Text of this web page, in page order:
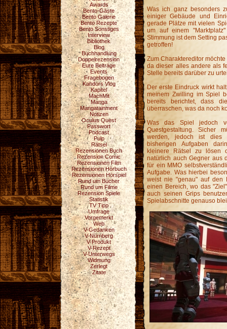
Awards
Bento-Gäste
Bento Galerie
Bento Rezepte
Bento Sonstiges
Interview
Bibliothek
Blog
Buchhandlung
Doppelrezension
Eure Beiträge
Events
Fragebogen
Kahdors Vlog
Kapitel
MachMit
Manga
Mangatainment
Notizen
Oculus Quest
Passwort
Podcast
Pulp
Rätsel
Rezensionen Buch
Rezension Comic
Rezensionen Film
Rezensionen Hörbuch
Rezensionen Hörspiel
Rund um Bücher
Rund um Filme
Rezension Spiele
Statistik
TV Tipp
Umfrage
Vorgemerkt
Web
V-Gedanken
V-Nürnberg
V-Produkt
V-Rezept
V-Unterwegs
Widmung
Zerlegt
Zitate
Was ich ganz besonders
einiger Gebäude und
gerade Plätze mit vielen
um auf einem
Stimmung ist dem Setting
getroffen!
Zum Charaktereditor
da dieser alles andere als
Stelle bereits darüber zu
Der erste Eindruck wirkt
meinem Zwilling im Spiel
bereits berichtet, dass
überraschen, was da noch
Was das Spiel jedoch
Questgestaltung. Sicher
werden, jedoch ist dies
bisherigen Aufgaben
kleinere Rätsel zu lösen
natürlich auch Gegner aus
für ein MMO
Aufgabe. Was hierbei
weist nie "genau" auf den
einen Bereich, wo das
auch seinen Grips
Spielabschnitte genauso